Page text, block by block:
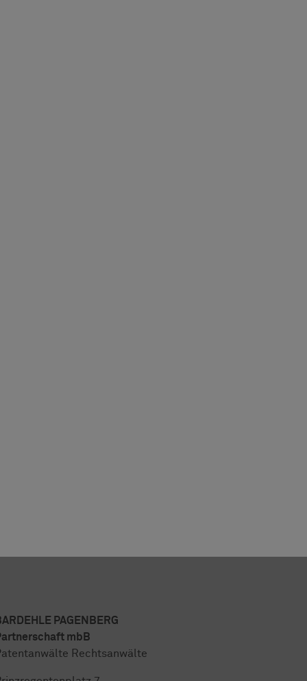
PAGENBERG
mbB
Rechtsanwälte